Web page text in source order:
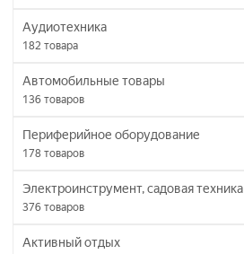
Аудиотехника
182 товара
Автомобильные товары
136 товаров
Периферийное оборудование
178 товаров
Электроинструмент, садовая техника
376 товаров
Активный отдых